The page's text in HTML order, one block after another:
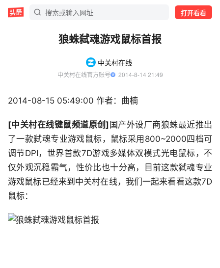
打开看看
狼蛛弑魂游戏鼠标首报
中关村在线
中关村在线官方账号
  2014-8-14 21:49
2014-08-15 05:49:00 作者：曲楠
[中关村在线键鼠频道原创] 国产外设厂商狼蛛最近推出
了一款弑魂专业游戏鼠标，鼠标采用800~2000四档可
调节DPI，世界首款7D游戏多媒体双模式光电鼠标，不
仅外观沉稳霸气，性价比也十分高，目前这款弑魂专业
游戏鼠标已经来到中关村在线，我们一起来看看这款7D
鼠标：